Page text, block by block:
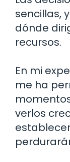
sencillas,
dónde
recursos.
En mi
me ha
verlos